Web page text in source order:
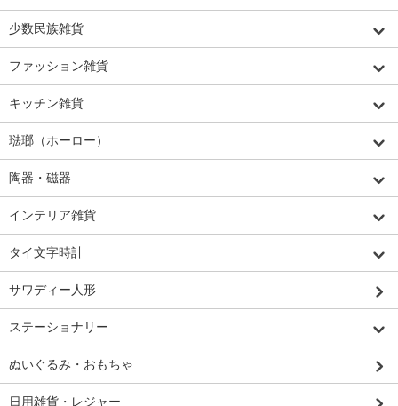
少数民族雑貨
ファッション雑貨
キッチン雑貨
琺瑯（ホーロー）
陶器・磁器
インテリア雑貨
タイ文字時計
サワディー人形
ステーショナリー
ぬいぐるみ・おもちゃ
日用雑貨・レジャー